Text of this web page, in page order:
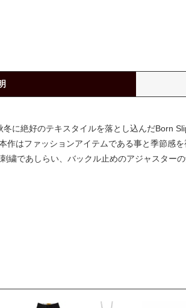
に絶好のテキスタイルを落とし込んだBorn
作はファッションアイテムである事と季節感
繍であしらい、バックル止めのアジャスター